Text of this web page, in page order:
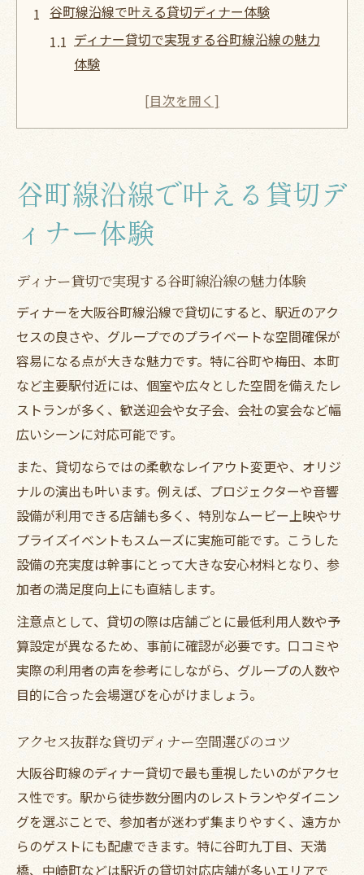
谷町線沿線で叶える貸切ディナー体験
ディナー貸切で実現する谷町線沿線の魅力
体験
アクセス抜群な貸切ディナー空間選びのコ
グループ利用に適したディナー貸切の楽し
貸切ディナーで叶う特別な時間と演出アイ
デア
ディナー貸切で宴会を成功させる幹事テク
ニック
大阪谷町線沿線で使えるディナー会場の見
極め方
幹事が押さえたいディナー貸切の注意ポイ
参加者満足度が上がるディナー演出術とは
宴会予算を抑えるディナー貸切プランの選
択法
貸切ディナーを谷町線で成功させる秘訣
ディナー貸切を谷町線沿線で成功させる計
画術
予約前に知りたい貸切ディナーの基本ポイ
ント
谷町線エリアで人気のディナー貸切演出事
幹事が準備すべきディナー貸切のチェック
リスト
スムーズな進行を叶えるディナー貸切の工
夫
大人数宴会に最適なディナー空間を探す
谷町線沿線で叶える貸切デ
ィナー体験
ディナー貸切で実現する谷町線沿線の魅力体験
ディナーを大阪谷町線沿線で貸切にすると、駅近のアク
セスの良さや、グループでのプライベートな空間確保が
容易になる点が大きな魅力です。特に谷町や梅田、本町
など主要駅付近には、個室や広々とした空間を備えたレ
ストランが多く、歓送迎会や女子会、会社の宴会など幅
広いシーンに対応可能です。
また、貸切ならではの柔軟なレイアウト変更や、オリジ
ナルの演出も叶います。例えば、プロジェクターや音響
設備が利用できる店舗も多く、特別なムービー上映やサ
プライズイベントもスムーズに実施可能です。こうした
設備の充実度は幹事にとって大きな安心材料となり、参
加者の満足度向上にも直結します。
注意点として、貸切の際は店舗ごとに最低利用人数や予
算設定が異なるため、事前に確認が必要です。口コミや
実際の利用者の声を参考にしながら、グループの人数や
目的に合った会場選びを心がけましょう。
アクセス抜群な貸切ディナー空間選びのコツ
大阪谷町線のディナー貸切で最も重視したいのがアクセ
ス性です。駅から徒歩数分圏内のレストランやダイニン
グを選ぶことで、参加者が迷わず集まりやすく、遠方か
らのゲストにも配慮できます。特に谷町九丁目、天満
橋、中崎町などは駅近の貸切対応店舗が多いエリアで